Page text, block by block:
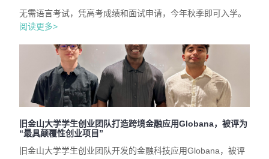
无需语言考试，凭高考成绩和面试申请，今年秋季即可入学。
阅读更多>
旧金山大学学生创业团队打造跨境金融应用Globana，被评为
“最具颠覆性创业项目”
旧金山大学学生创业团队开发的金融科技应用Globana，被评